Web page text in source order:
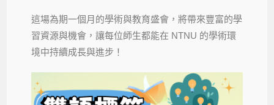
這場為期一個月的學術與教育盛會，將帶來豐富的學
習資源與機會，讓每位師生都能在 NTNU 的學術環
境中持續成長與進步！